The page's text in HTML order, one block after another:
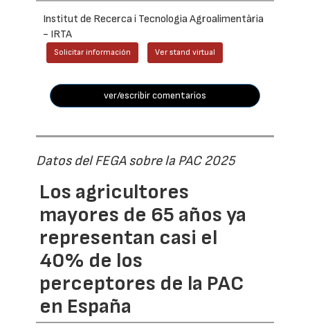
Institut de Recerca i Tecnologia Agroalimentària
- IRTA
Solicitar información Ver stand virtual
ver/escribir comentarios
Datos del FEGA sobre la PAC 2025
Los agricultores
mayores de 65 años ya
representan casi el
40% de los
perceptores de la PAC
en España